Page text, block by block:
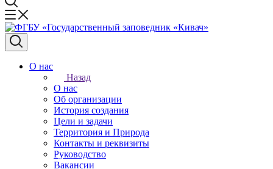
О нас
Назад
О нас
Об организации
История создания
Цели и задачи
Территория и Природа
Контакты и реквизиты
Руководство
Вакансии